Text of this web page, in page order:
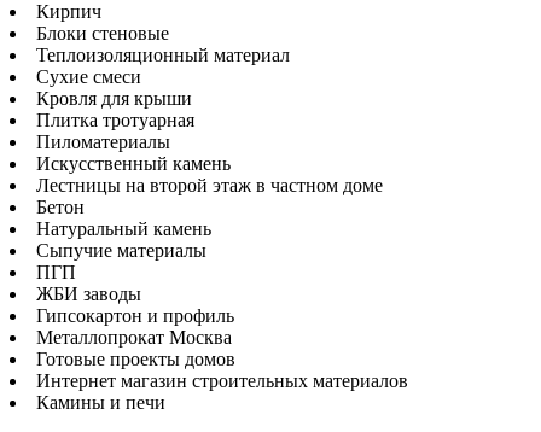
Кирпич
Блоки стеновые
Теплоизоляционный материал
Сухие смеси
Кровля для крыши
Плитка тротуарная
Пиломатериалы
Искусственный камень
Лестницы на второй этаж в частном доме
Бетон
Натуральный камень
Сыпучие материалы
ПГП
ЖБИ заводы
Гипсокартон и профиль
Металлопрокат Москва
Готовые проекты домов
Интернет магазин строительных материалов
Камины и печи